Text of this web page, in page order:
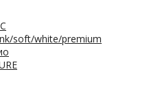
soft/white/premium